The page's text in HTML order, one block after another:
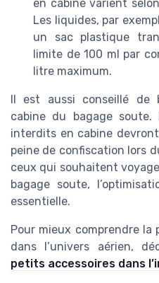
en cabine varient
Les liquides, par
un sac plastique
limite de 100 ml par
litre maximum.
Il est aussi conseillé de
cabine du bagage
interdits en cabine
peine de confiscation lors
ceux qui souhaitent
bagage soute,
essentielle.
Pour mieux comprendre la
dans l’univers aérien,
petits accessoires dans